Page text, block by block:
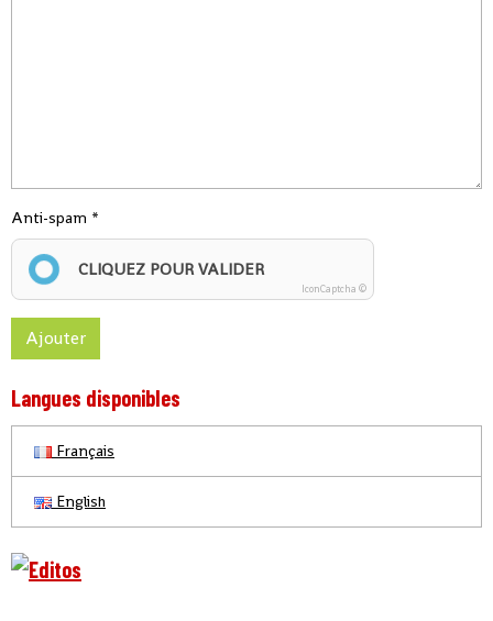
Anti-spam
CLIQUEZ POUR VALIDER
IconCaptcha ©
Ajouter
Langues disponibles
Français
English